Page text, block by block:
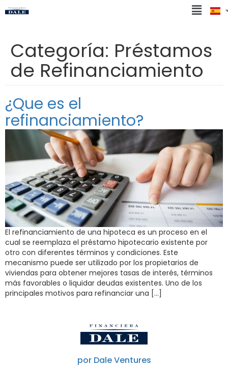
Categoría: Préstamos
de Refinanciamiento
¿Que es el
refinanciamiento?
El refinanciamiento de una hipoteca es un proceso en el
cual se reemplaza el préstamo hipotecario existente por
otro con diferentes términos y condiciones. Este
mecanismo puede ser utilizado por los propietarios de
viviendas para obtener mejores tasas de interés, términos
más favorables o liquidar deudas existentes. Uno de los
principales motivos para refinanciar una […]
por Dale Ventures